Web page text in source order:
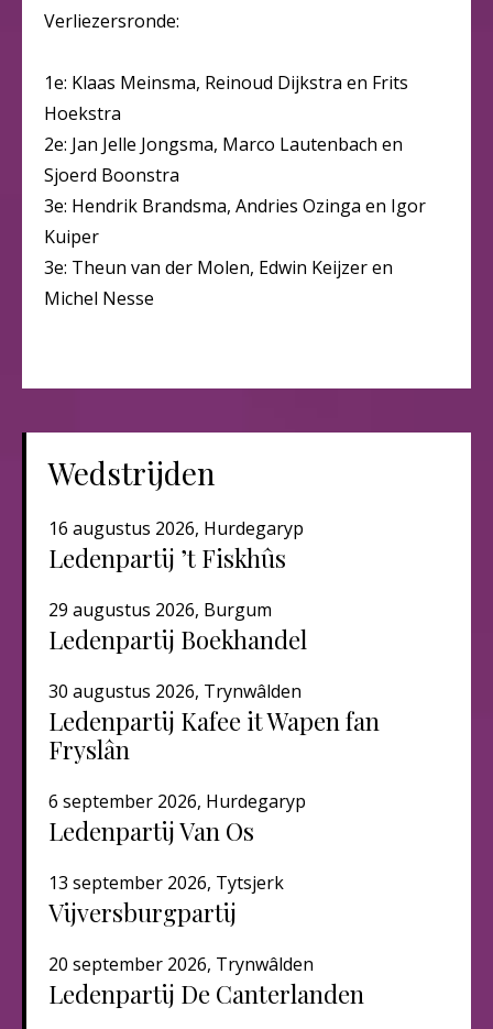
Verliezersronde:
1e: Klaas Meinsma, Reinoud Dijkstra en Frits
Hoekstra
2e: Jan Jelle Jongsma, Marco Lautenbach en
Sjoerd Boonstra
3e: Hendrik Brandsma, Andries Ozinga en Igor
Kuiper
3e: Theun van der Molen, Edwin Keijzer en
Michel Nesse
Wedstrijden
16 augustus 2026, Hurdegaryp
Ledenpartij ’t Fiskhûs
29 augustus 2026, Burgum
Ledenpartij Boekhandel
30 augustus 2026, Trynwâlden
Ledenpartij Kafee it Wapen fan
Fryslân
6 september 2026, Hurdegaryp
Ledenpartij Van Os
13 september 2026, Tytsjerk
Vijversburgpartij
20 september 2026, Trynwâlden
Ledenpartij De Canterlanden​​​